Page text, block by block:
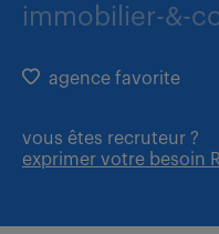
immobilier-&-
agence favorite
vous êtes recruteur ?
exprimer votre besoin